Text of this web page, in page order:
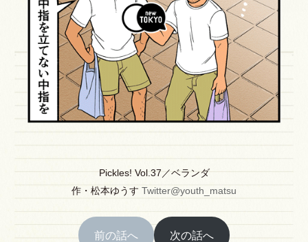
Pickles! Vol.37／ベランダ
作 ・ 松本ゆうす Twitter@youth_matsu
前の話へ 次の話へ